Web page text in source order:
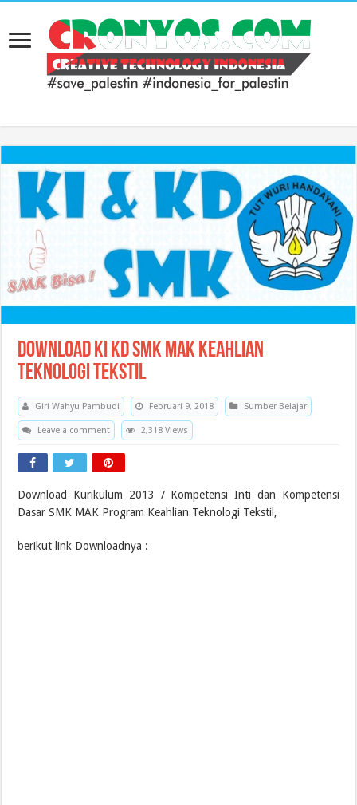
Download KI KD SMK MAK Keahlian
Teknologi Tekstil
Giri Wahyu Pambudi Februari 9, 2018 Sumber Belajar
Leave a comment 2,318 Views
Download Kurikulum 2013 / Kompetensi Inti dan Kompetensi
Dasar SMK MAK Program Keahlian Teknologi Tekstil,
berikut link Downloadnya :